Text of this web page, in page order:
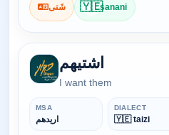
شَتى 🇾🇪sanani
اشتيهم
I want them
MSA
اريدهم
DIALECT
🇾🇪 taizi